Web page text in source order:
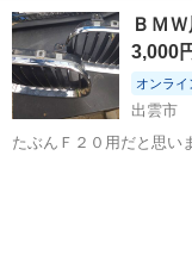
島根 安来市 安
ＢＭ
3,000
オンライ
出雲市
たぶんＦ２０用だと思い